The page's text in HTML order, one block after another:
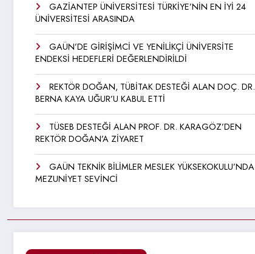
GAZİANTEP ÜNİVERSİTESİ TÜRKİYE’NİN EN İYİ 24
ÜNİVERSİTESİ ARASINDA
GAÜN’DE GİRİŞİMCİ VE YENİLİKÇİ ÜNİVERSİTE
ENDEKSİ HEDEFLERİ DEĞERLENDİRİLDİ
REKTÖR DOĞAN, TÜBİTAK DESTEĞİ ALAN DOÇ. DR.
BERNA KAYA UĞUR’U KABUL ETTİ
TÜSEB DESTEĞİ ALAN PROF. DR. KARAGÖZ’DEN
REKTÖR DOĞAN’A ZİYARET
GAÜN TEKNİK BİLİMLER MESLEK YÜKSEKOKULU’NDA
MEZUNİYET SEVİNCİ